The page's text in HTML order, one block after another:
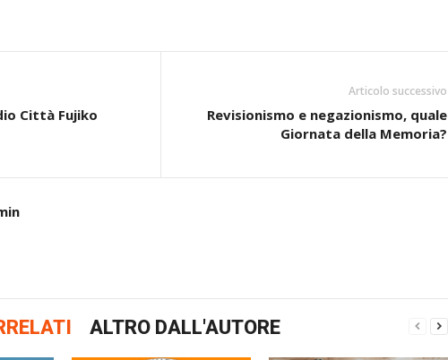
Città Fujiko
Articolo successivo
Revisionismo e negazionismo, quale
Giornata della Memoria?
ALTRO DALL'AUTORE